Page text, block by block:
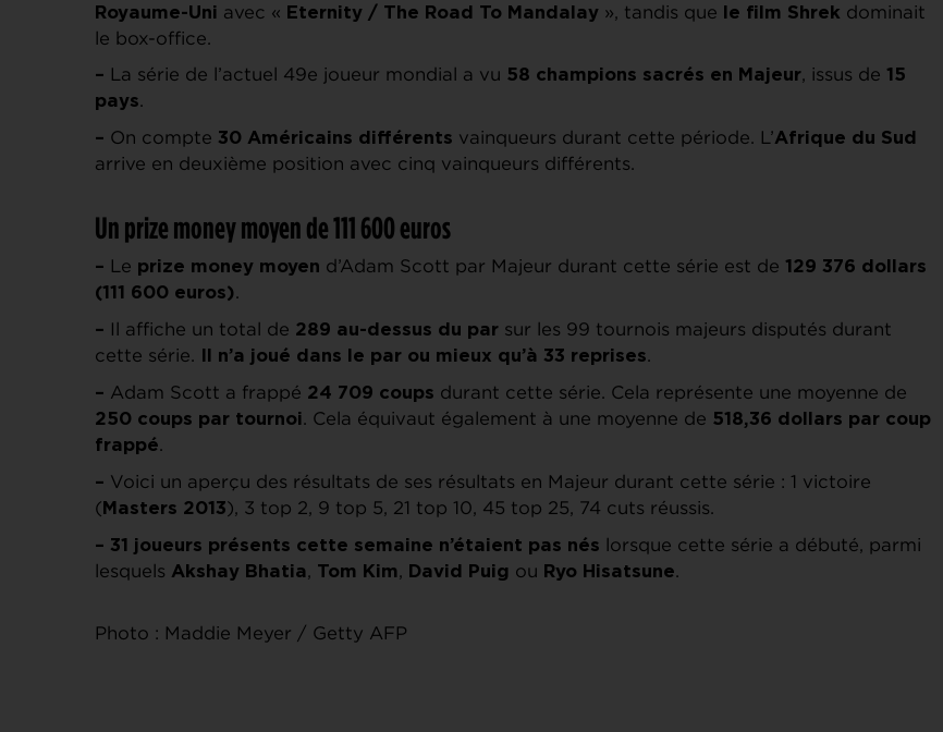
Royaume-Uni avec « Eternity / The Road To Mandalay », tandis que le film Shrek dominait
le box-office.
– La série de l’actuel 49e joueur mondial a vu 58 champions sacrés en Majeur, issus de 15
pays.
– On compte 30 Américains différents vainqueurs durant cette période. L’Afrique du Sud
arrive en deuxième position avec cinq vainqueurs différents.
Un prize money moyen de 111 600 euros
– Le prize money moyen d’Adam Scott par Majeur durant cette série est de 129 376 dollars
(111 600 euros).
– Il affiche un total de 289 au-dessus du par sur les 99 tournois majeurs disputés durant
cette série.
Il n’a joué dans le par ou mieux qu’à 33 reprises.
– Adam Scott a frappé 24 709 coups durant cette série. Cela représente une moyenne de
250 coups par tournoi. Cela équivaut également à une moyenne de 518,36 dollars par coup
frappé.
– Voici un aperçu des résultats de ses résultats en Majeur durant cette série : 1 victoire
( Masters 2013), 3 top 2, 9 top 5, 21 top 10, 45 top 25, 74 cuts réussis.
– 31 joueurs présents cette semaine n’étaient pas nés lorsque cette série a débuté, parmi
lesquels Akshay Bhatia, Tom Kim, David Puig ou Ryo Hisatsune.
Photo : Maddie Meyer / Getty AFP